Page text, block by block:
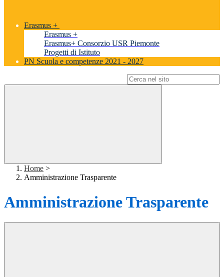
Erasmus +
Erasmus +
Erasmus+ Consorzio USR Piemonte
Progetti di Istituto
PN Scuola e competenze 2021 - 2027
Home >
Amministrazione Trasparente
Amministrazione Trasparente